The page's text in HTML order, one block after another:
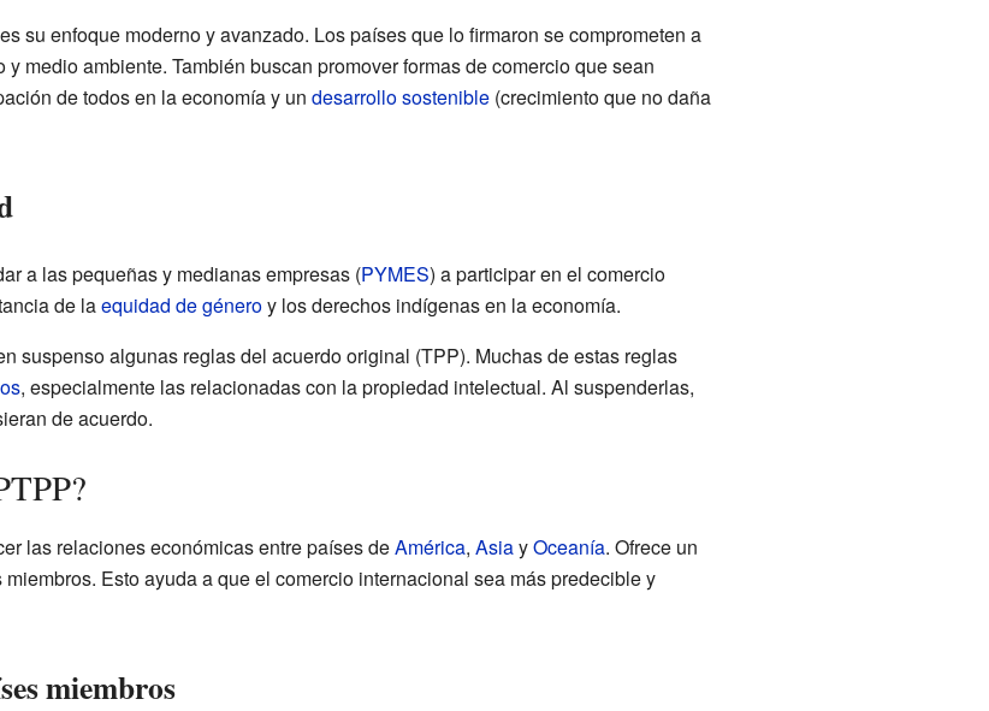
su enfoque moderno y avanzado. Los países que lo firmaron se comprometen a
medio ambiente. También buscan promover formas de comercio que sean
de todos en la economía y un desarrollo sostenible(crecimiento que no daña
a las pequeñas y medianas empresas (PYMES) a participar en el comercio
de laequidad de géneroy los derechos indígenas en la economía.
suspenso algunas reglas del acuerdo original (TPP). Muchas de estas reglas
, especialmente las relacionadas con la propiedad intelectual. Al suspenderlas,
de acuerdo.
las relaciones económicas entre países deAmérica, AsiayOceanía. Ofrece un
Esto ayuda a que el comercio internacional sea más predecible y
miembros